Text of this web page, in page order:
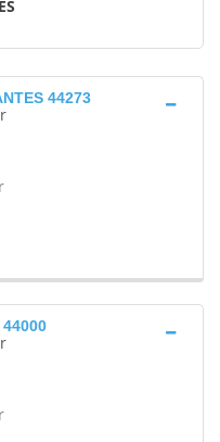
44273